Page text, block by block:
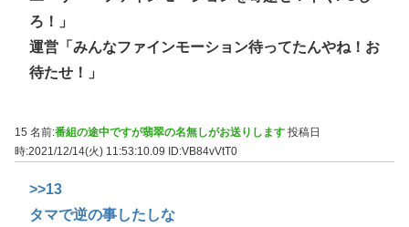
ろ！」
運営「みんなファインモーション待ってたんやね！お
待たせ！」
15 名前:番組の途中ですが翡翠の名無しがお送りします 投稿日
時:2021/12/14(火) 11:53:10.09
ID:VB84vVtT0
>>13
タマで逆の事したしな